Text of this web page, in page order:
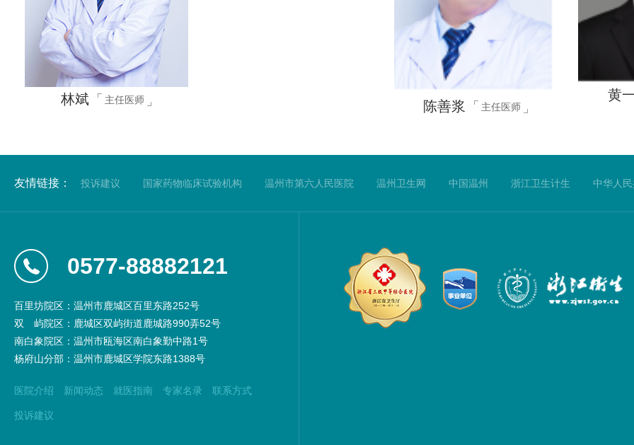
林斌 主任医师 陈善浆 主任医师
黄
友情链接： 投诉建议 国家药物临床试验机构 温州市第六人民医院 温州卫生网 中国温州 浙江卫生计生 中华人民
0577-88882121
百里坊院区：温州市鹿城区百里东路252号
双
屿院区：鹿城区双屿街道鹿城路990弄52号
南白象院区：温州市瓯海区南白象勤中路1号
杨府山分部：温州市鹿城区学院东路1388号
医院介绍 新闻动态 就医指南 专家名录 联系方式
投诉建议